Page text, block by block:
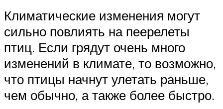
Климатические изменения могут
сильно повлиять на пеерелеты
птиц. Если грядут очень много
изменений в климате, то возможно,
что птицы начнут улетать раньше,
чем обычно, а также более быстро.